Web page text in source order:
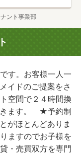
ント事業部
す。お客様一人一
イドのご提案をさ
空間で２４時間換
きます。 ★予約制
がほとんどありま
ますのでお子様を
・売買双方を専門